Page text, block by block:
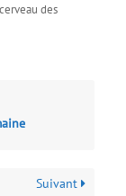
des
Suivant